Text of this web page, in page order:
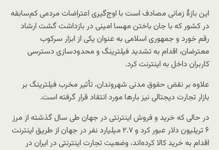
این بازهٔ زمانی مصادف است با اوج‌گیری اعتراضات مردمی کم‌سابقه
در کشور که با جان باختن مهسا امینی در بازداشت گشت ارشاد
رقم خورد و جمهوری اسلامی به عنوان یکی از ابزار سرکوب
معترضان، اقدام به تشدید فیلترینگ و محدودسازی دسترسی
کاربران داخل به اینترنت کرد.
علاوه بر نقض حقوق مدنی شهروندان، تأثیر مخرب فیلترینگ بر
بازار تجارت دیجتالی نیز بارها مورد انتقاد قرار گرفته است.
در حالی که خرید و فروش اینترنتی در جهان طی سال گذشته از مرز
۶ تریلیون دلار عبور کرد و ۲.۷ میلیارد نفر در جهان از طریق اینترنت
اقدام به خرید کالا کرده‌اند، وضعیت تجارت اینترنتی در ایران در